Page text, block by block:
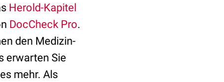
Herold-Kapitel
DocCheck Pro.
den Medizin-
erwarten Sie
mehr. Als